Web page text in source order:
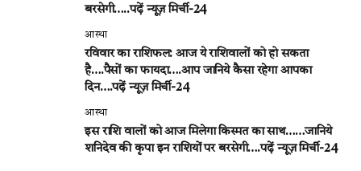
बरसेगी…..पढ़ें न्यूज़ मिर्ची-24
आस्था
रविवार का राशिफल: आज ये राशिवालों को हो सकता
है….पैसों का फायदा….आप जानिये कैसा रहेगा आपका
दिन….पढ़ें न्यूज़ मिर्ची-24
आस्था
इस राशि वालों को आज मिलेगा किस्मत का साथ……जानिये
शनिदेव की कृपा इन राशियों पर बरसेगी….पढ़ें न्यूज़ मिर्ची-24